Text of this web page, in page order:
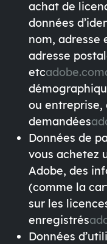
achat de
données
nom, adresse
adresse
etcadobe.com
ou entreprise,
demandées
Données de
vous achetez
Adobe, des
(comme la
sur les
enregistrés
Données